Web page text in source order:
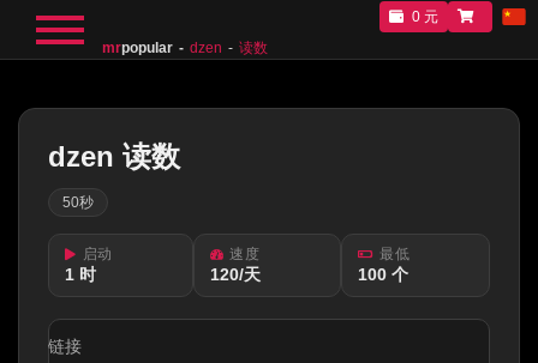
mrpopular dzen 读数
0 元
dzen 读数
50秒
启动
1 时
速度
120/天
最低
100 个
链接